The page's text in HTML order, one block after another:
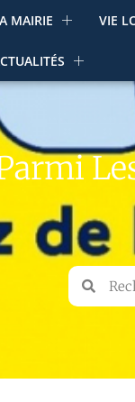
MAIRIE VIE